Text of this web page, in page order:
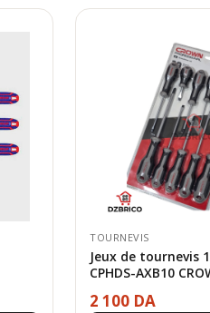
TOURNEVIS
Jeux de tournevis
CPHDS-AXB10
2 100 DA